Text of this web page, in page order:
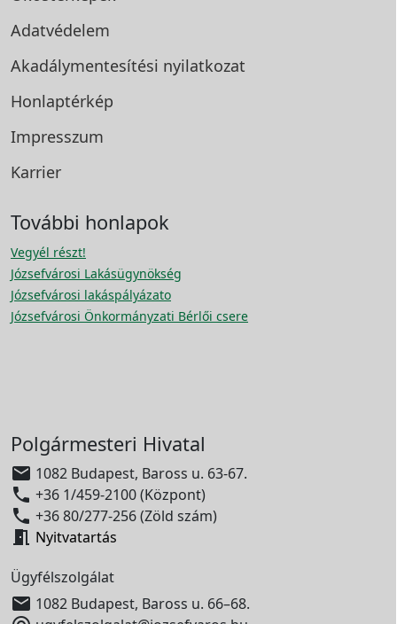
Adatvédelem
Akadálymentesítési nyilatkozat
Honlaptérkép
Impresszum
Karrier
További honlapok
Vegyél részt!
Józsefvárosi Lakásügynökség
Józsefvárosi lakáspályázato
Józsefvárosi Önkormányzati Bérlői csere
Polgármesteri Hivatal
 1082 Budapest, Baross u. 63-67.
 +36 1/459-2100 (Központ)
 +36 80/277-256 (Zöld szám)
 Nyitvatartás
Ügyfélszolgálat
 1082 Budapest, Baross u. 66–68.